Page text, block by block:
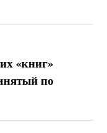
«книг»
по